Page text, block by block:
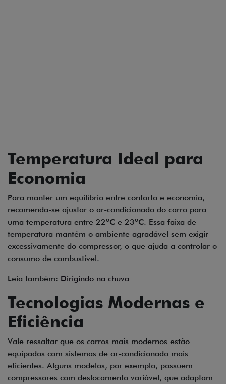
Temperatura Ideal para
Economia
Para manter um equilíbrio entre conforto e economia,
recomenda-se ajustar o ar-condicionado do carro para
uma temperatura entre 22ºC e 23ºC. Essa faixa de
temperatura mantém o ambiente agradável sem exigir
excessivamente do compressor, o que ajuda a controlar o
consumo de combustível.
Leia também: Dirigindo na chuva
Tecnologias Modernas e
Eficiência
Vale ressaltar que os carros mais modernos estão
equipados com sistemas de ar-condicionado mais
eficientes. Alguns modelos, por exemplo, possuem
compressores com deslocamento variável, que adaptam